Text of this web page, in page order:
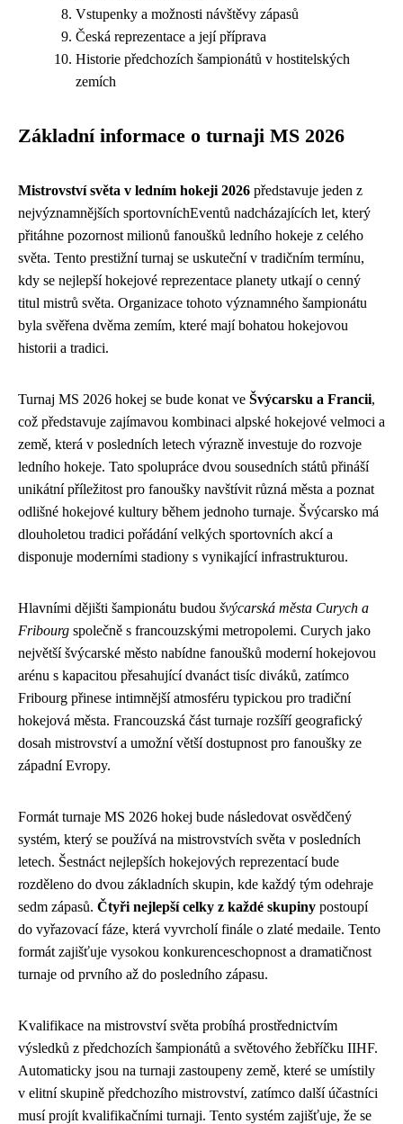
Vstupenky a možnosti návštěvy zápasů
Česká reprezentace a její příprava
Historie předchozích šampionátů v hostitelských
zemích
Základní informace o turnaji MS 2026
Mistrovství světa v ledním hokeji 2026 představuje jeden z
nejvýznamnějších sportovníchEventů nadcházajících let, který
přitáhne pozornost milionů fanoušků ledního hokeje z celého
světa. Tento prestižní turnaj se uskuteční v tradičním termínu,
kdy se nejlepší hokejové reprezentace planety utkají o cenný
titul mistrů světa. Organizace tohoto významného šampionátu
byla svěřena dvěma zemím, které mají bohatou hokejovou
historii a tradici.
Turnaj MS 2026 hokej se bude konat ve Švýcarsku a Francii,
což představuje zajímavou kombinaci alpské hokejové velmoci a
země, která v posledních letech výrazně investuje do rozvoje
ledního hokeje. Tato spolupráce dvou sousedních států přináší
unikátní příležitost pro fanoušky navštívit různá města a poznat
odlišné hokejové kultury během jednoho turnaje. Švýcarsko má
dlouholetou tradici pořádání velkých sportovních akcí a
disponuje moderními stadiony s vynikající infrastrukturou.
Hlavními dějišti šampionátu budou švýcarská města Curych a
Fribourg společně s francouzskými metropolemi. Curych jako
největší švýcarské město nabídne fanoušků moderní hokejovou
arénu s kapacitou přesahující dvanáct tisíc diváků, zatímco
Fribourg přinese intimnější atmosféru typickou pro tradiční
hokejová města. Francouzská část turnaje rozšíří geografický
dosah mistrovství a umožní větší dostupnost pro fanoušky ze
západní Evropy.
Formát turnaje MS 2026 hokej bude následovat osvědčený
systém, který se používá na mistrovstvích světa v posledních
letech. Šestnáct nejlepších hokejových reprezentací bude
rozděleno do dvou základních skupin, kde každý tým odehraje
sedm zápasů. Čtyři nejlepší celky z každé skupiny postoupí
do vyřazovací fáze, která vyvrcholí finále o zlaté medaile. Tento
formát zajišťuje vysokou konkurenceschopnost a dramatičnost
turnaje od prvního až do posledního zápasu.
Kvalifikace na mistrovství světa probíhá prostřednictvím
výsledků z předchozích šampionátů a světového žebříčku IIHF.
Automaticky jsou na turnaji zastoupeny země, které se umístily
v elitní skupině předchozího mistrovství, zatímco další účastníci
musí projít kvalifikačními turnaji. Tento systém zajišťuje, že se